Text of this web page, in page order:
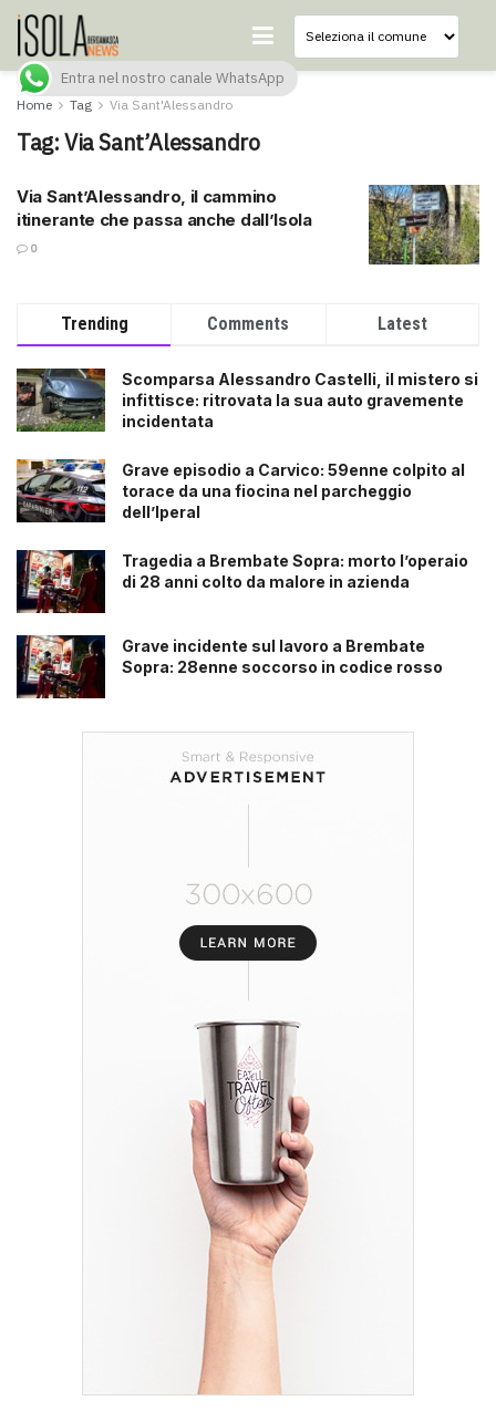
Home Tag Via Sant'Alessandro
Tag:Via Sant’Alessandro
Via Sant’Alessandro, il cammino
itinerante che passa anche dall’Isola
0
Trending Comments Latest
Scomparsa Alessandro Castelli, il mistero si
infittisce: ritrovata la sua auto gravemente
incidentata
Grave episodio a Carvico: 59enne colpito al
torace da una fiocina nel parcheggio
dell’Iperal
Tragedia a Brembate Sopra: morto l’operaio
di 28 anni colto da malore in azienda
Grave incidente sul lavoro a Brembate
Sopra: 28enne soccorso in codice rosso
Entra nel nostro canale WhatsApp